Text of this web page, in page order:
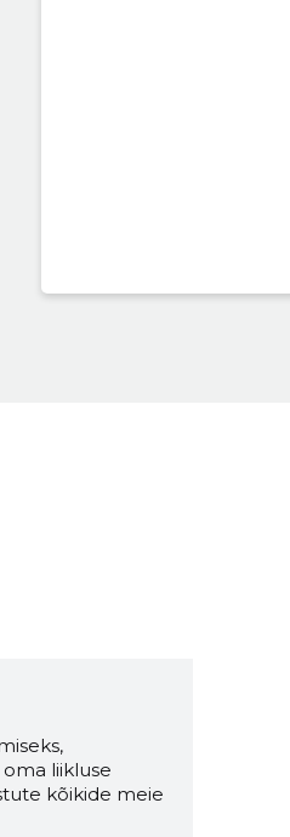
liikluse
kõikide meie